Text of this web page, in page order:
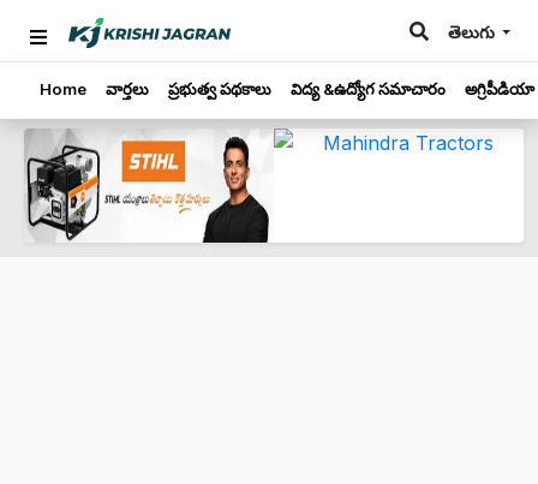
తెలుగు
Home వార్తలు ప్రభుత్వ పథకాలు విద్య &ఉద్యోగ సమాచారం అగ్రిపీడియా